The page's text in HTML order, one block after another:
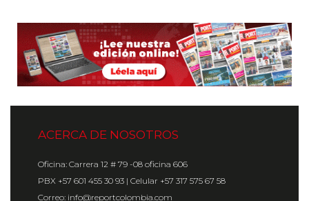
ACERCA DE NOSOTROS
Oficina: Carrera 12 # 79 -08 oficina 606
PBX +57 601 455 30 93 | Celular +57 317 575 67 58
Correo: info@reportcolombia.com